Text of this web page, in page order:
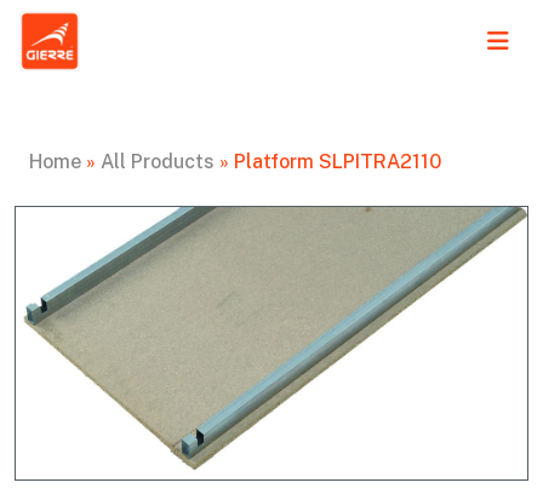
Home » All Products » Platform SLPITRA2110